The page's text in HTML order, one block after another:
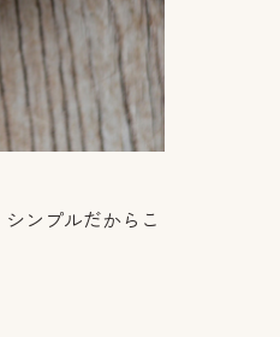
ンプルだからこ